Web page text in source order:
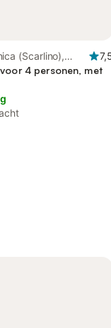
(Scarlino),
4 personen, met